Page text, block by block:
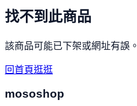
找不到此商品
該商品可能已下架或網址有誤。
回首頁逛逛
mososhop